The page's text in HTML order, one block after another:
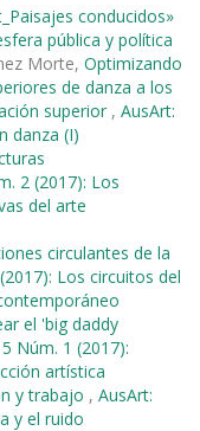
conducidos»
pública y política
Morte, Optimizando
de danza a los
superior , AusArt:
danza (I)
2 (2017): Los
del arte
circulantes de la
Los circuitos del
el 'big daddy
Núm. 1 (2017):
artística
y trabajo , AusArt:
y el ruido